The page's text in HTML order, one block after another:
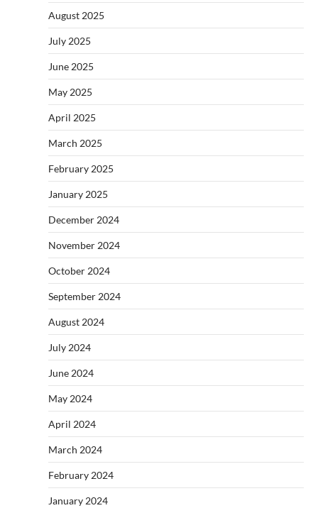
August 2025
July 2025
June 2025
May 2025
April 2025
March 2025
February 2025
January 2025
December 2024
November 2024
October 2024
September 2024
August 2024
July 2024
June 2024
May 2024
April 2024
March 2024
February 2024
January 2024